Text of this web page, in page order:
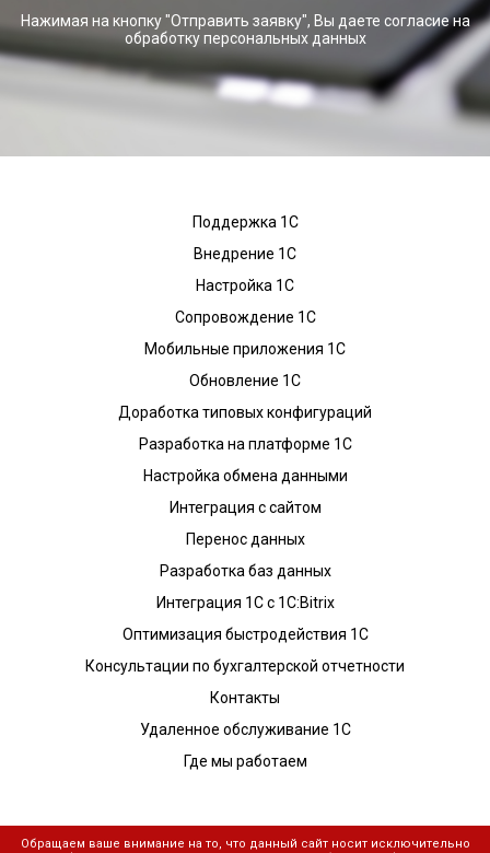
Нажимая на кнопку "Отправить заявку", Вы даете согласие на
обработку персональных данных
Поддержка 1С
Внедрение 1С
Настройка 1С
Сопровождение 1С
Мобильные приложения 1С
Обновление 1С
Доработка типовых конфигураций
Разработка на платформе 1С
Настройка обмена данными
Интеграция с сайтом
Перенос данных
Разработка баз данных
Интеграция 1С с 1С:Bitrix
Оптимизация быстродействия 1С
Консультации по бухгалтерской отчетности
Контакты
Удаленное обслуживание 1С
Где мы работаем
Обращаем ваше внимание на то, что данный сайт носит исключительно